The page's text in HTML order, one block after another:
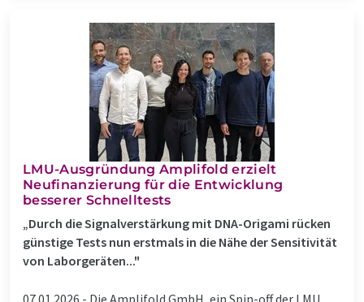
LMU-Ausgründung Amplifold erzielt
Neufinanzierung für die Entwicklung
besserer Schnelltests
„Durch die Signalverstärkung mit DNA-Origami rücken
günstige Tests nun erstmals in die Nähe der Sensitivität
von Laborgeräten..."
07.01.2026 - Die Amplifold GmbH, ein Spin-off der LMU,